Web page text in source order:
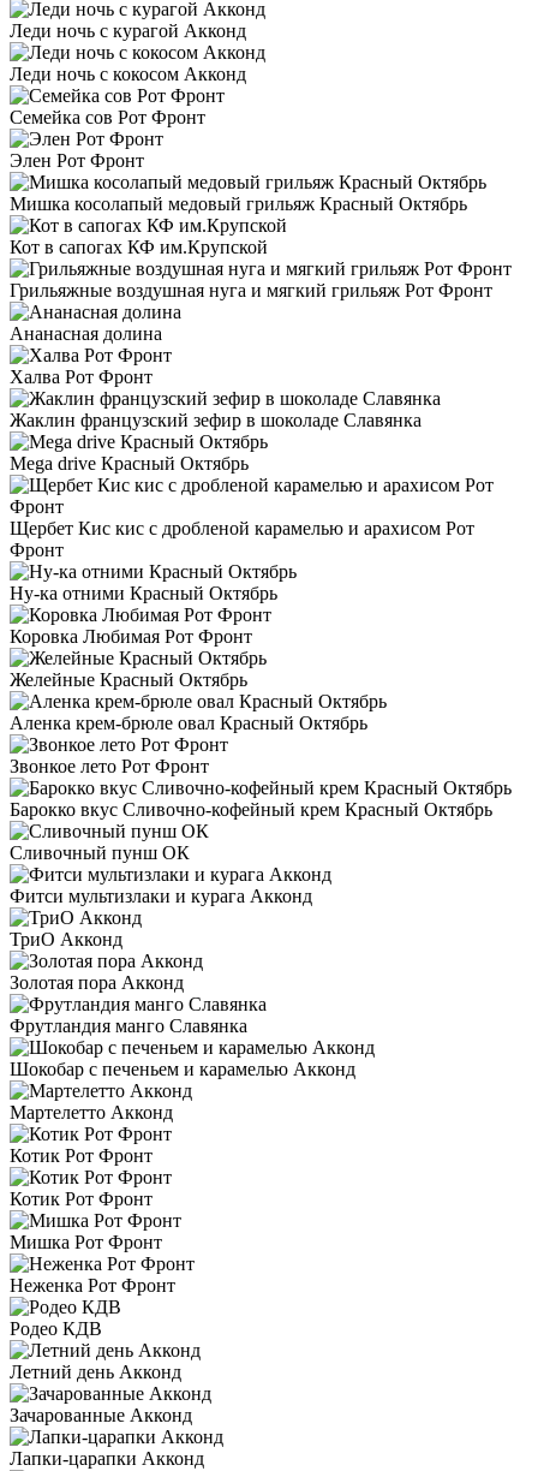
Леди ночь с курагой Акконд
Леди ночь с кокосом Акконд
Семейка сов Рот Фронт
Элен Рот Фронт
Мишка косолапый медовый грильяж Красный Октябрь
Кот в сапогах КФ им.Крупской
Грильяжные воздушная нуга и мягкий грильяж Рот Фронт
Ананасная долина
Халва Рот Фронт
Жаклин французский зефир в шоколаде Славянка
Mega drive Красный Октябрь
Щербет Кис кис с дробленой карамелью и арахисом Рот
Фронт
Ну-ка отними Красный Октябрь
Коровка Любимая Рот Фронт
Желейные Красный Октябрь
Аленка крем-брюле овал Красный Октябрь
Звонкое лето Рот Фронт
Барокко вкус Сливочно-кофейный крем Красный Октябрь
Сливочный пунш ОК
Фитси мультизлаки и курага Акконд
ТриО Акконд
Золотая пора Акконд
Фрутландия манго Славянка
Шокобар с печеньем и карамелью Акконд
Мартелетто Акконд
Котик Рот Фронт
Котик Рот Фронт
Мишка Рот Фронт
Неженка Рот Фронт
Родео КДВ
Летний день Акконд
Зачарованные Акконд
Лапки-царапки Акконд